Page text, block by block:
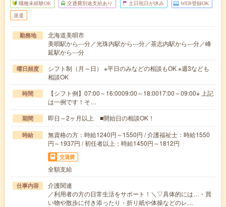
職種未経験OK 交通費別途支給あり 土日祝日が休み WEB登録OK
派遣
勤務地
北海道美唄市
美唄駅から---分／光珠内駅から---分／茶志内駅から---分／峰
延駅から---分
曜日頻度
シフト制（月～日） ※平日のみなどの相談もOK ※週3なども
相談OK
時間
【シフト例】07:00～16:0009:00～18:0017:00～09:00※ 上記
は一例です！そ…
期間 即日～2ヶ月以上 ■開始日の相談OK！
時給
無資格の方：時給1240円～1550円 / 介護福祉士：時給1550
円～1937円 / 初任者以上：時給1450円～1812円
交通費
全額支給
仕事内容
介護関連
／利用者の方の日常生活をサポート！＼▽具体的には…・買
い物や散歩に付き添ったり・折り紙や体操などのレ…